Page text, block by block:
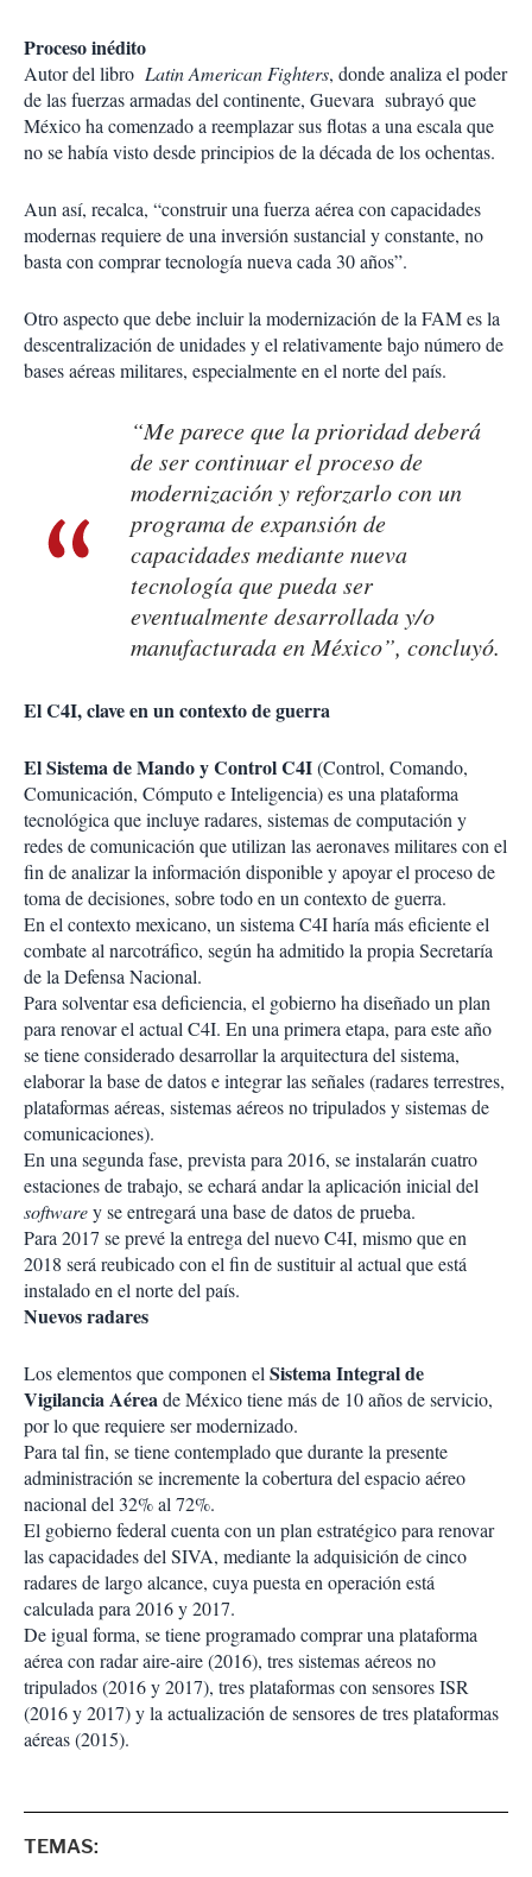
Proceso inédito
Autor del libro Latin American Fighters, donde analiza el poder
de las fuerzas armadas del continente, Guevara subrayó que
México ha comenzado a reemplazar sus flotas a una escala que
no se había visto desde principios de la década de los ochentas.
Aun así, recalca, “construir una fuerza aérea con capacidades
modernas requiere de una inversión sustancial y constante, no
basta con comprar tecnología nueva cada 30 años”.
Otro aspecto que debe incluir la modernización de la FAM es la
descentralización de unidades y el relativamente bajo número de
bases aéreas militares, especialmente en el norte del país.
“Me parece que la prioridad deberá
de ser continuar el proceso de
modernización y reforzarlo con un
programa de expansión de
capacidades mediante nueva
tecnología que pueda ser
eventualmente desarrollada y/o
manufacturada en México”, concluyó.
El C4I, clave en un contexto de guerra
El Sistema de Mando y Control C4I(Control, Comando,
Comunicación, Cómputo e Inteligencia) es una plataforma
tecnológica que incluye radares, sistemas de computación y
redes de comunicación que utilizan las aeronaves militares con el
fin de analizar la información disponible y apoyar el proceso de
toma de decisiones, sobre todo en un contexto de guerra.
En el contexto mexicano, un sistema C4I haría más eficiente el
combate al narcotráfico, según ha admitido la propia Secretaría
de la Defensa Nacional.
Para solventar esa deficiencia, el gobierno ha diseñado un plan
para renovar el actual C4I. En una primera etapa, para este año
se tiene considerado desarrollar la arquitectura del sistema,
elaborar la base de datos e integrar las señales (radares terrestres,
plataformas aéreas, sistemas aéreos no tripulados y sistemas de
comunicaciones).
En una segunda fase, prevista para 2016, se instalarán cuatro
estaciones de trabajo, se echará andar la aplicación inicial del
softwarey se entregará una base de datos de prueba.
Para 2017 se prevé la entrega del nuevo C4I, mismo que en
2018 será reubicado con el fin de sustituir al actual que está
instalado en el norte del país.
Nuevos radares
Los elementos que componen el Sistema Integral de
Vigilancia Aéreade México tiene más de 10 años de servicio,
por lo que requiere ser modernizado.
Para tal fin, se tiene contemplado que durante la presente
administración se incremente la cobertura del espacio aéreo
nacional del 32% al 72%.
El gobierno federal cuenta con un plan estratégico para renovar
las capacidades del SIVA, mediante la adquisición de cinco
radares de largo alcance, cuya puesta en operación está
calculada para 2016 y 2017.
De igual forma, se tiene programado comprar una plataforma
aérea con radar aire-aire (2016), tres sistemas aéreos no
tripulados (2016 y 2017), tres plataformas con sensores ISR
(2016 y 2017) y la actualización de sensores de tres plataformas
aéreas (2015).
TEMAS: